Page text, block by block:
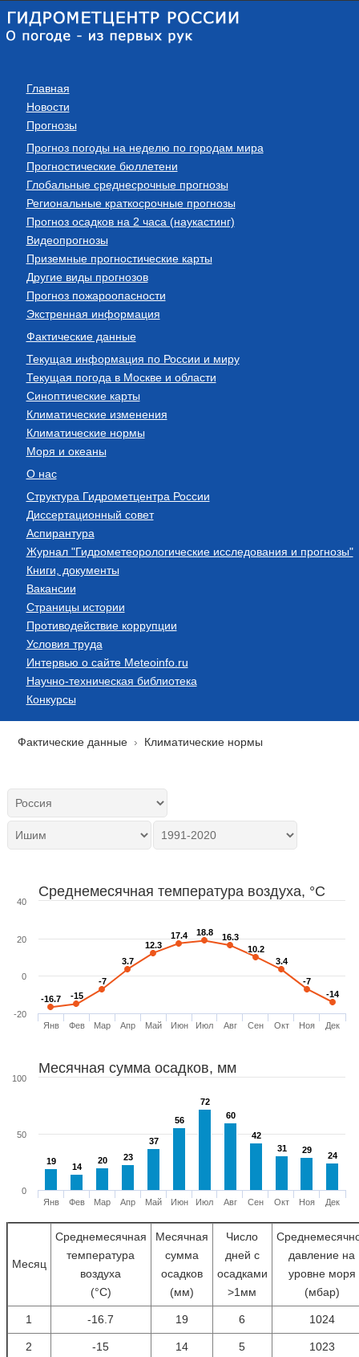
Главная
Новости
Прогнозы
Прогноз погоды на неделю по городам мира
Прогностические бюллетени
Глобальные среднесрочные прогнозы
Региональные краткосрочные прогнозы
Прогноз осадков на 2 часа (наукастинг)
Видеопрогнозы
Приземные прогностические карты
Другие виды прогнозов
Прогноз пожароопасности
Экстренная информация
Фактические данные
Текущая информация по России и миру
Текущая погода в Москве и области
Синоптические карты
Климатические изменения
Климатические нормы
Моря и океаны
О нас
Структура Гидрометцентра России
Диссертационный совет
Аспирантура
Журнал "Гидрометеорологические исследования и прогнозы"
Книги, документы
Вакансии
Страницы истории
Противодействие коррупции
Условия труда
Интервью о сайте Meteoinfo.ru
Научно-техническая библиотека
Конкурсы
Фактические данные Климатические нормы
Среднемесячная температура воздуха, °C
-16.7
-16.7 -15
-15
-7
-7
3.7
3.7
12.3
12.3
17.4
17.4 18.8
18.8 16.3
16.3
10.2
10.2
3.4
3.4
-7
-7
-14
-14
Янв Фев Мар Апр Май Июн Июл Авг Сен Окт Ноя Дек
-20
0
20
40
Месячная сумма осадков, мм
19
19
14
14
20
20 23
23
37
37
56
56
72
72
60
60
42
42
31
31 29
29
24
24
Янв Фев Мар Апр Май Июн Июл Авг Сен Окт Ноя Дек
0
50
100
Месяц
Среднемесячная
температура
воздуха
(°С)
Месячная
сумма
осадков
(мм)
Число
дней с
осадками
>1мм
давление на
уровне моря
(мбар)
1 -16.7 19 6 1024
2 -15 14 5 1023